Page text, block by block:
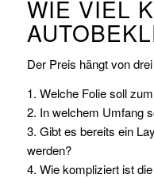
WIE VIEL
Der Preis hängt von
1. Welche Folie soll
2. In welchem Umfang
3. Gibt es bereits ein
werden?
4. Wie kompliziert ist